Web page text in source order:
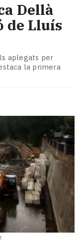
Dellà
de Lluís
aplegats per
la primera